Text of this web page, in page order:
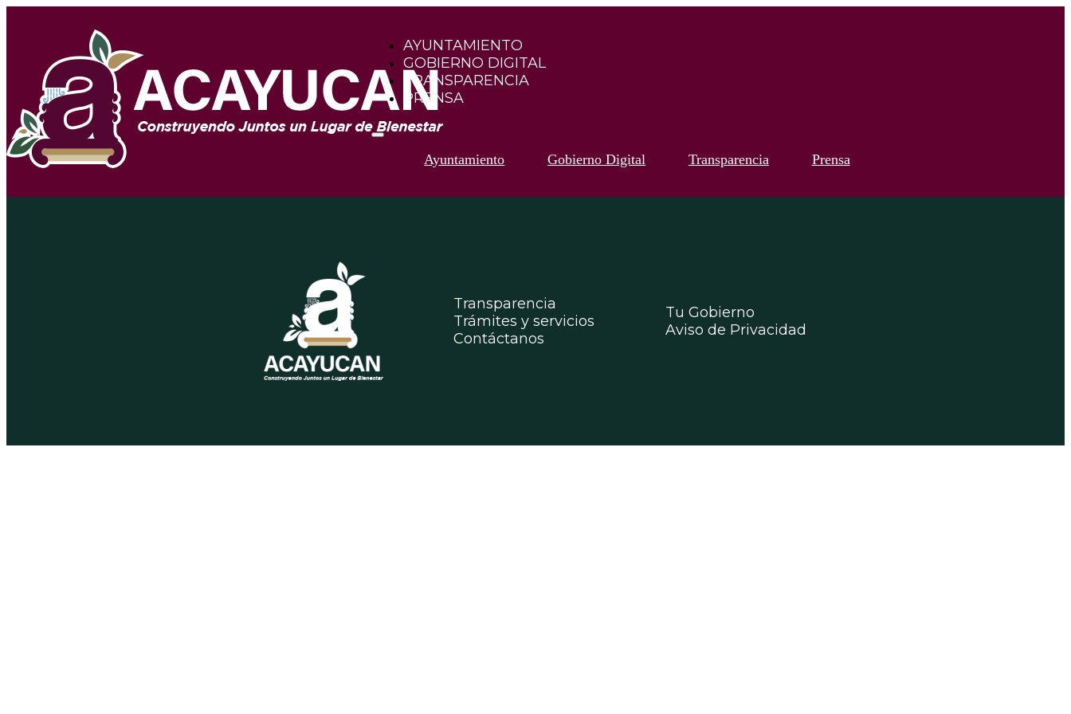
AYUNTAMIENTO
GOBIERNO DIGITAL
TRANSPARENCIA
PRENSA
Ayuntamiento Gobierno Digital Transparencia Prensa
Transparencia
Trámites y servicios
Contáctanos
Tu Gobierno
Aviso de Privacidad